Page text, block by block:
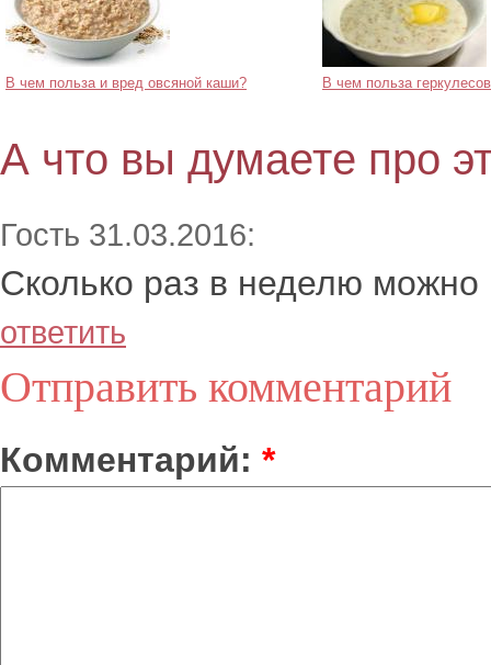
В чем польза и вред овсяной каши? В чем польза
А что вы думаете про
Гость 31.03.2016:
Сколько раз в неделю можно
ответить
Отправить комментарий
Комментарий: *